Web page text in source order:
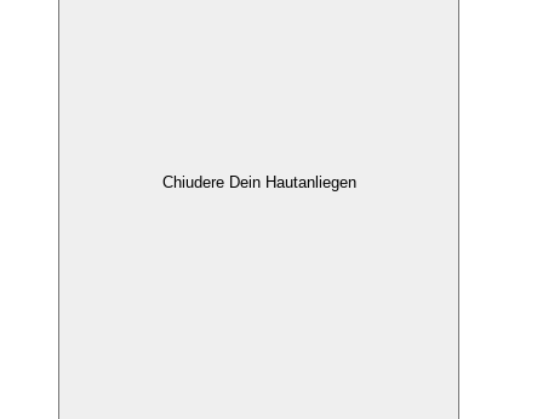
Chiudere Dein Hautanliegen